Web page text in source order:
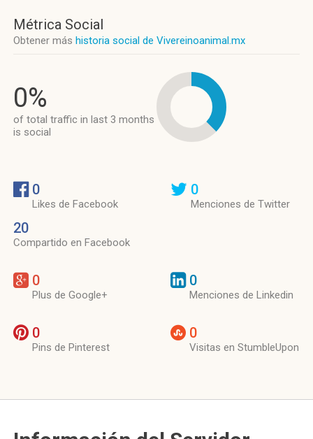
Métrica Social
Obtener más historia social de Vivereinoanimal.mx
0%
of total traffic in last 3 months
is social
0
Likes de Facebook
20
Compartido en Facebook
0
Menciones de Twitter
0
Plus de Google+
0
Menciones de Linkedin
0
Pins de Pinterest
0
Visitas en StumbleUpon